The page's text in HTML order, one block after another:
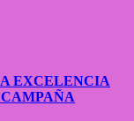
EXCELENCIA